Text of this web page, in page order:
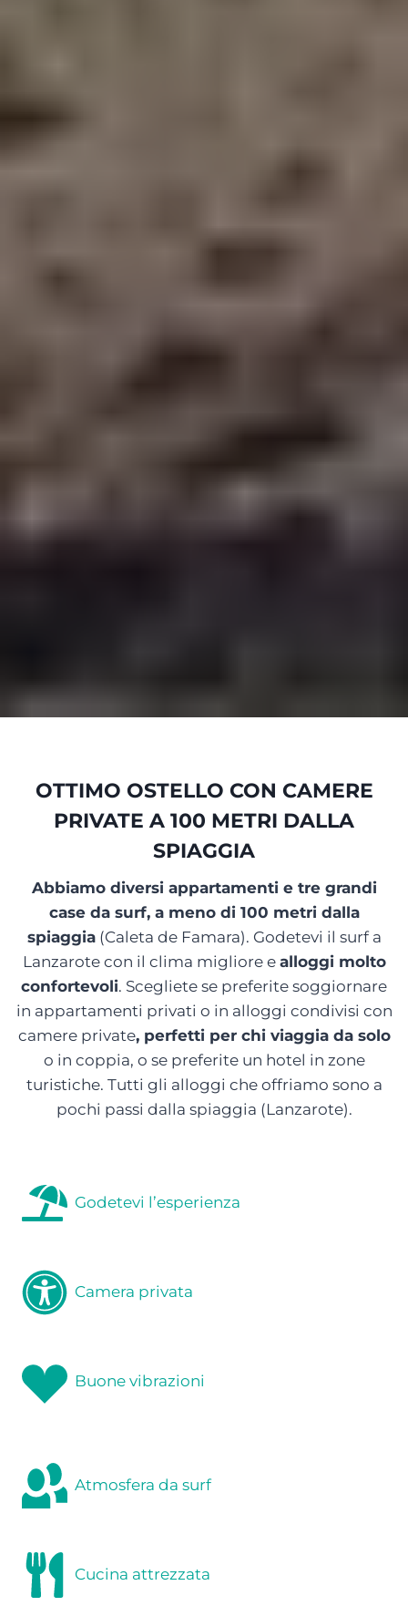
OTTIMO OSTELLO CON CAMERE
PRIVATE A 100 METRI DALLA
SPIAGGIA
Abbiamo diversi appartamenti e tre grandi
case da surf, a meno di 100 metri dalla
spiaggia(Caleta de Famara). Godetevi il surf a
Lanzarote con il clima migliore e alloggi molto
confortevoli. Scegliete se preferite soggiornare
in appartamenti privati o in alloggi condivisi con
camere private, perfetti per chi viaggia da solo
o in coppia, o se preferite un hotel in zone
turistiche. Tutti gli alloggi che offriamo sono a
pochi passi dalla spiaggia (Lanzarote).
Godetevi l’esperienza
Camera privata
Buone vibrazioni
Atmosfera da surf
Cucina attrezzata